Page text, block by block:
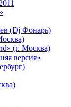
(Dj Фонарь)
(г. Москва)
версия»